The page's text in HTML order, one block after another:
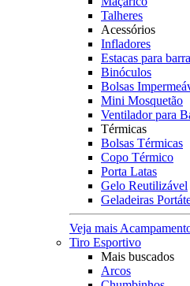
Talheres
Acessórios
Infladores
Estacas para
Binóculos
Bolsas
Mini Mosquetão
Ventilador para
Térmicas
Bolsas Térmicas
Copo Térmico
Porta Latas
Gelo Reutilizável
Geladeiras
Veja mais
Tiro Esportivo
Mais buscados
Arcos